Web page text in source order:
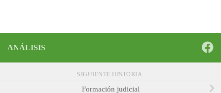
ANÁLISIS
SIGUIENTE HISTORIA
Formación judicial